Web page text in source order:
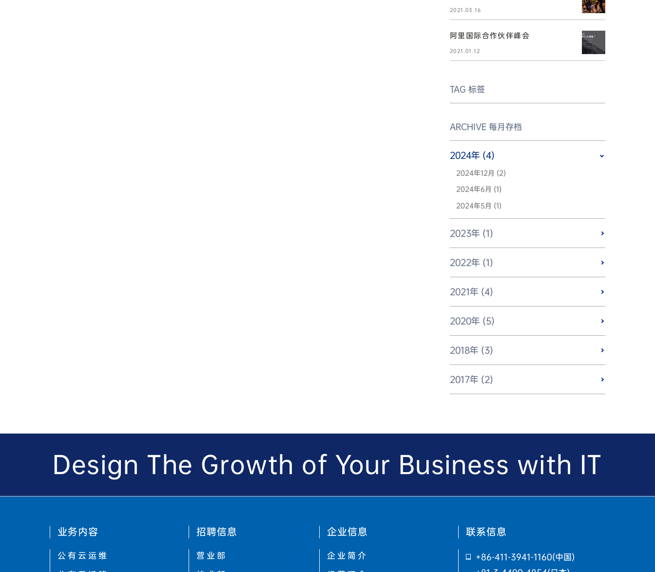
2021.03.16
阿里国际合作伙伴峰会
2021.01.12
TAG 标签
ARCHIVE 每月存档
2024年 (4)
2024年12月 (2)
2024年6月 (1)
2024年5月 (1)
2023年 (1)
2022年 (1)
2021年 (4)
2020年 (5)
2018年 (3)
2017年 (2)
Design The Growth of Your Business with IT
业务内容
公有云运维
招聘信息
营业部
企业信息
企业简介
联系信息
+86-411-3941-1160(中国)